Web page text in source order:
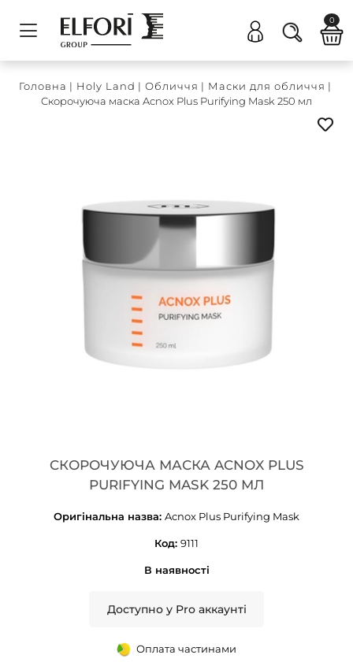
0
Головна | Holy Land | Обличчя | Маски для обличчя |
Cкорочуюча маска Acnox Plus Purifying Mask 250 мл
CКОРОЧУЮЧА МАСКА ACNOX PLUS
PURIFYING MASK 250 МЛ
Оригінальна назва: Acnox Plus Purifying Mask
Код: 9111
В наявності
Доступно у Pro аккаунті
Оплата частинами